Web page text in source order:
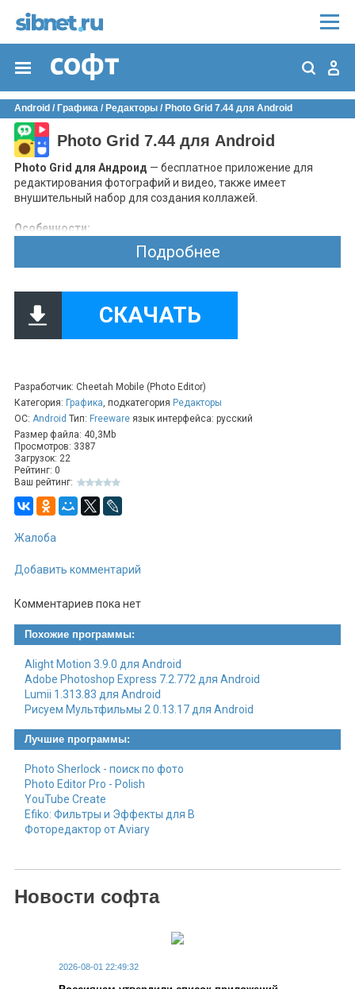
Android / Графика / Редакторы / Photo Grid 7.44 для Android
Photo Grid 7.44 для Android
Photo Grid для Андроид — бесплатное приложение для
редактирования фотографий и видео, также имеет
внушительный набор для создания коллажей.
Особенности:
огромная библиотека дополнительных материалов,
которые могут похвастаться своей уникальностью;
шаблонов или проводить редактирование вручную;
более 60 цветовых фильтров, некоторые можно
встретить только в этом приложении;
использовать до 50 изображений;
инструменты, позволяющие подготовить видео под
формат конкретных социальных сетей;
дружественный интерфейс в котором легко
разобраться даже начинающему редактору.
Подробнее
СКАЧАТЬ
Разработчик: Cheetah Mobile (Photo Editor)
Категория: Графика, подкатегория Редакторы
ОС: Android Тип: Freeware язык интерфейса: русский
Размер файла: 40,3Mb
Просмотров: 3387
Загрузок: 22
Рейтинг: 0
Ваш рейтинг:
Жалоба
Добавить комментарий
Комментариев пока нет
Похожие программы:
Alight Motion 3.9.0 для Android
Adobe Photoshop Express 7.2.772 для Android
Lumii 1.313.83 для Android
Рисуем Мультфильмы 2 0.13.17 для Android
Лучшие программы:
Photo Sherlock - поиск по фото
Photo Editor Pro - Polish
YouTube Create
Efiko: Фильтры и Эффекты для В
Фоторедактор от Aviary
Новости софта
2026-08-01 22:49:32